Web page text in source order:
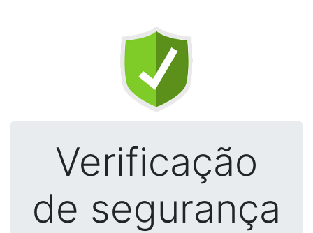
Verificação
de segurança